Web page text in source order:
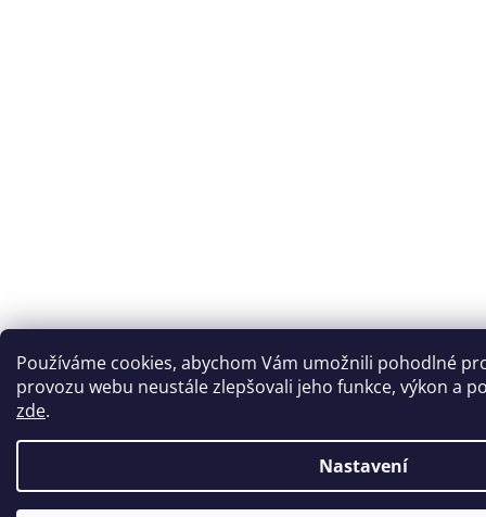
Používáme cookies, abychom Vám umožnili pohodlné
provozu webu neustále zlepšovali jeho funkce, výkon a
zde.
Nastavení